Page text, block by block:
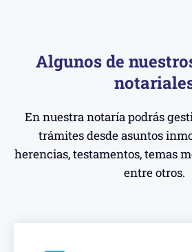
Algunos de
En nuestra notaría podrás
trámites desde asuntos
herencias, testamentos, temas
entre otros.